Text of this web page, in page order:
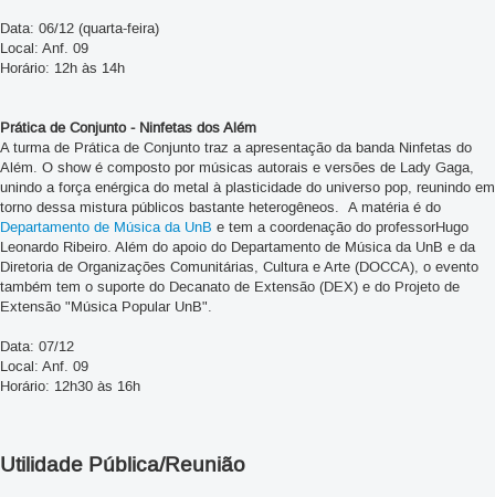
Data: 06/12 (quarta-feira)
Local: Anf. 09
Horário: 12h às 14h
Prática de Conjunto - Ninfetas dos Além
A turma de Prática de Conjunto traz a apresentação da banda Ninfetas do
Além. O show é composto por músicas autorais e versões de Lady Gaga,
unindo a força enérgica do metal à plasticidade do universo pop, reunindo em
torno dessa mistura públicos bastante heterogêneos. A matéria é do
Departamento de Música da UnB e tem a coordenação do professorHugo
Leonardo Ribeiro. Além do apoio do Departamento de Música da UnB e da
Diretoria de Organizações Comunitárias, Cultura e Arte (DOCCA), o evento
também tem o suporte do Decanato de Extensão (DEX) e do Projeto de
Extensão "Música Popular UnB".
Data: 07/12
Local: Anf. 09
Horário: 12h30 às 16h
Utilidade Pública/Reunião